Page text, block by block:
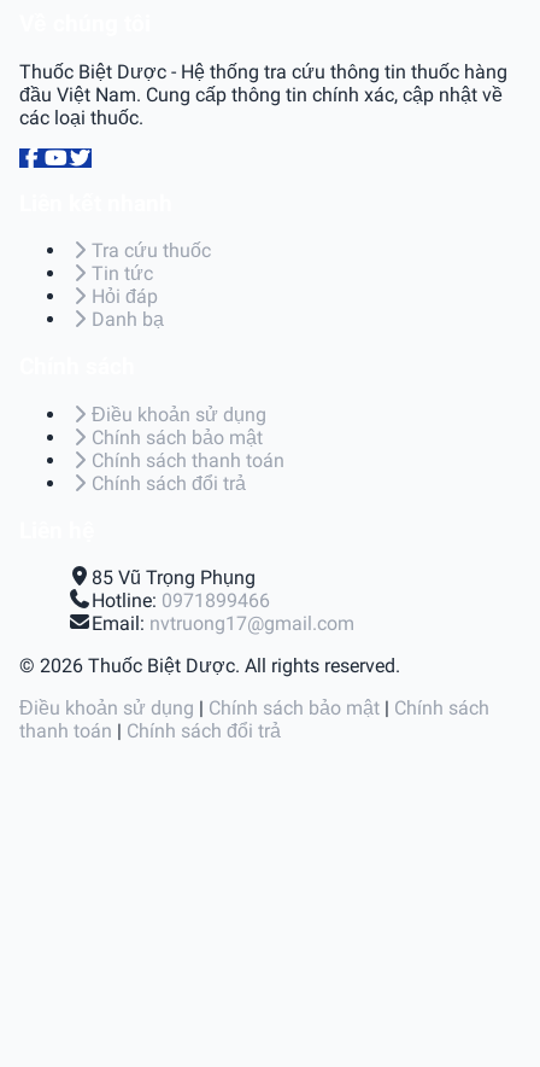
Thuốc Biệt Dược - Hệ thống tra cứu thông tin thuốc hàng
đầu Việt Nam. Cung cấp thông tin chính xác, cập nhật về
các loại thuốc.
Tra cứu thuốc
Tin tức
Hỏi đáp
Danh bạ
Điều khoản sử dụng
Chính sách bảo mật
Chính sách thanh toán
Chính sách đổi trả
85 Vũ Trọng Phụng
Hotline: 0971899466
Email: nvtruong17@gmail.com
© 2026 Thuốc Biệt Dược. All rights reserved.
Điều khoản sử dụng | Chính sách bảo mật | Chính sách
thanh toán | Chính sách đổi trả